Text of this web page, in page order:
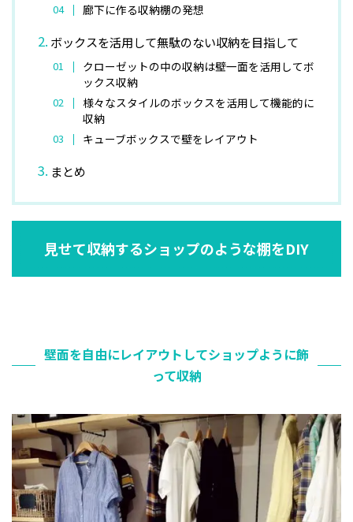
廊下に作る収納棚の発想
ボックスを活用して無駄のない収納を目指して
クローゼットの中の収納は壁一面を活用してボ
ックス収納
様々なスタイルのボックスを活用して機能的に
収納
キューブボックスで壁をレイアウト
まとめ
見せて収納するショップのような棚をDIY
壁面を自由にレイアウトしてショップように飾
って収納